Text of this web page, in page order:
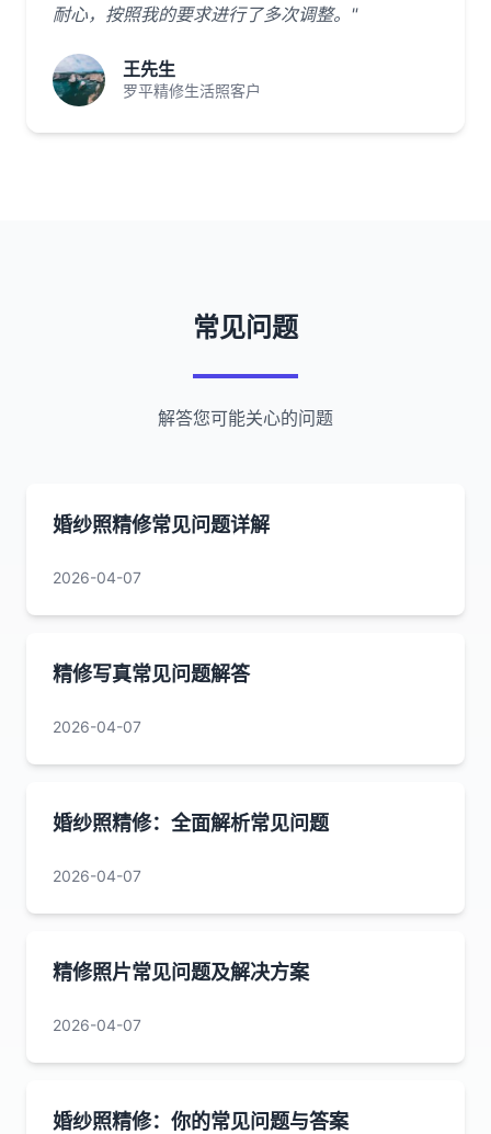
耐心，按照我的要求进行了多次调整。"
王先生
罗平精修生活照客户
常见问题
解答您可能关心的问题
婚纱照精修常见问题详解
2026-04-07
精修写真常见问题解答
2026-04-07
婚纱照精修：全面解析常见问题
2026-04-07
精修照片常见问题及解决方案
2026-04-07
婚纱照精修：你的常见问题与答案